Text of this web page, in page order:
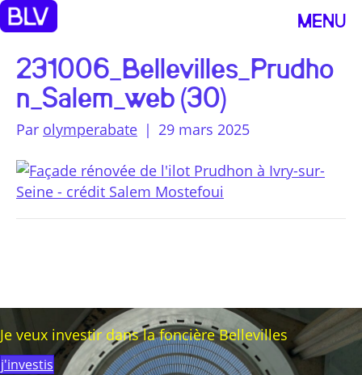
MENU
231006_Bellevilles_Prudho
n_Salem_web (30)
Par olymperabate | 29 mars 2025
Je veux investir dans la foncière Bellevilles
j'investis